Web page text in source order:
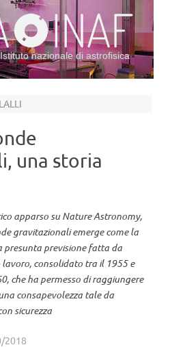
nazionale di astrofisica
una storia
apparso su Nature Astronomy,
gravitazionali emerge come la
previsione fatta da
lavoro, consolidato tra il 1955 e
che ha permesso di raggiungere
consapevolezza tale da
sicurezza
2018